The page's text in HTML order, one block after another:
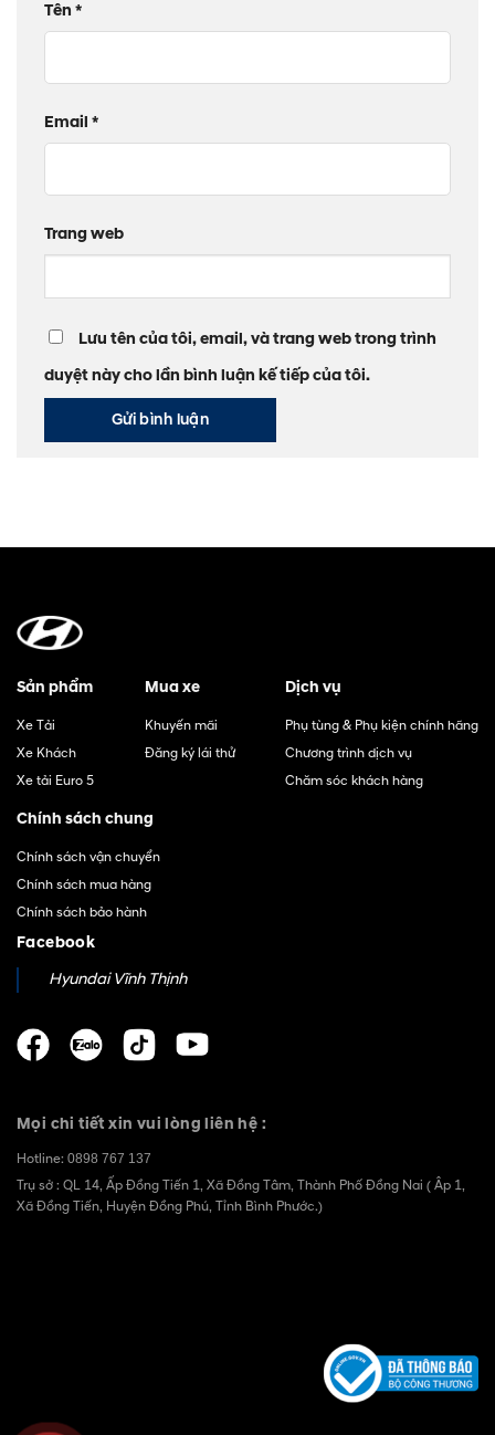
Tên *
Email *
Trang web
Lưu tên của tôi, email, và trang web trong trình
duyệt này cho lần bình luận kế tiếp của tôi.
Sản phẩm
Xe Tải
Xe Khách
Xe tải Euro 5
Mua xe
Khuyến mãi
Đăng ký lái thử
Dịch vụ
Phụ tùng & Phụ kiện chính hãng
Chương trình dịch vụ
Chăm sóc khách hàng
Chính sách chung
Chính sách vận chuyển
Chính sách mua hàng
Chính sách bảo hành
Facebook
Hyundai Vĩnh Thịnh
Mọi chi tiết xin vui lòng liên hệ :
Hotline: 0898 767 137
Trụ sở : QL 14, Ấp Đồng Tiến 1, Xã Đồng Tâm, Thành Phố Đồng Nai ( Âp 1,
Xã Đồng Tiến, Huyện Đồng Phú, Tỉnh Bình Phước.)